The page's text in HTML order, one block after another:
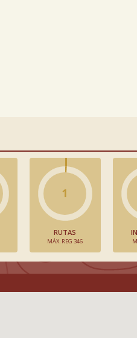
1
RUTAS
MÁX. REG 346